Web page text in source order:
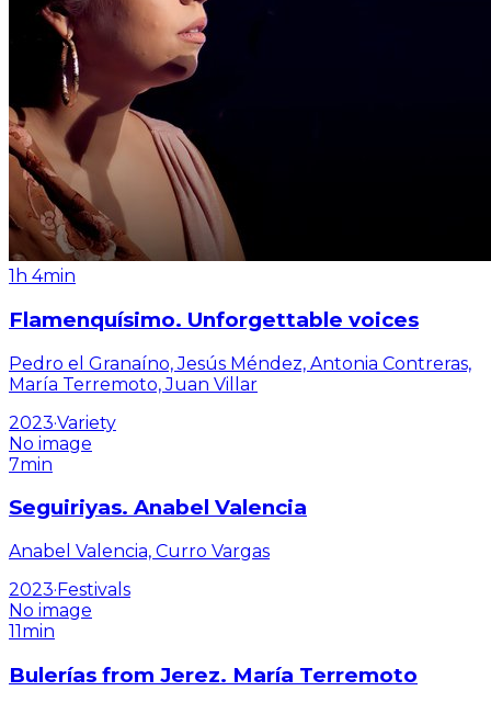
1h 4min
Flamenquísimo. Unforgettable voices
Pedro el Granaíno, Jesús Méndez, Antonia Contreras,
María Terremoto, Juan Villar
2023·Variety
No image
7min
Seguiriyas. Anabel Valencia
Anabel Valencia, Curro Vargas
2023·Festivals
No image
11min
Bulerías from Jerez. María Terremoto